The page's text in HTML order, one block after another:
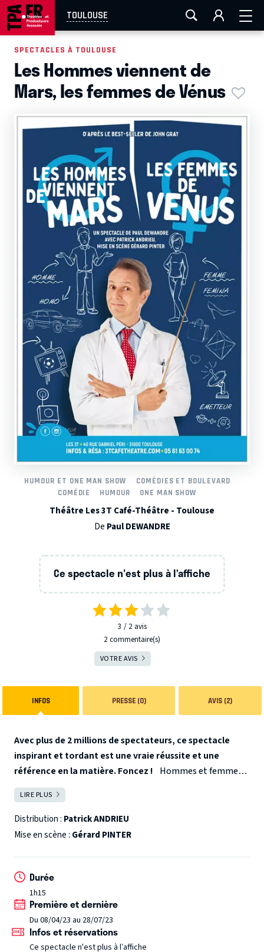
TOULOUSE
AIX-MARSEILLE AURAY LA ROCHELLE
EN TOURNÉE
SPECTACLES À TOULOUSE
Les Hommes viennent de
Mars, les femmes de Vénus
HUMOUR ET ONE MAN SHOW
COMÉDIES ET BOULEVARD
COMÉDIE
HUMOUR ONE MAN SHOW
Théâtre Les 3T Café-Théâtre - Toulouse
De Paul DEWANDRE
Ce spectacle n'est plus à l’affiche
3 2 avis
2 commentaire(s)
VOTRE AVIS
INFOS PRESSE (0) AVIS (2)
Avec plus de 2 millions de spectateurs, ce spectacle
inspirant et tordant est une vraie réussite et une
référence en la matière. Foncez ! Hommes et femmes,
quelles différences ? A l'heure où les rapports hommes-
femmes sont questionnés et décortiqués, ce spectacle
prouve que l'égalité est bien en marche, que le couple est
loin d'être un schéma ringard, et qu'au-delà des
LIRE PLUS
Distribution : Patrick ANDRIEU
Mise en scène : Gérard PINTER
Durée
1h15
Première et dernière
Du 08/04/23 au 28/07/23
Infos et réservations
Ce spectacle n'est plus à l’affiche